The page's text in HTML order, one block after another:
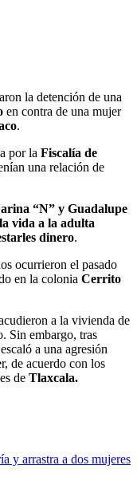
la detención de una
en contra de una mujer
.
por la Fiscalía de
una relación de
“N” y Guadalupe
vida a la adulta
dinero.
ocurrieron el pasado
en la colonia Cerrito
a la vivienda de
Sin embargo, tras
a una agresión
de acuerdo con los
de Tlaxcala.
y arrastra a dos mujeres